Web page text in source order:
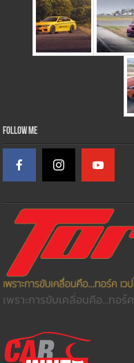
Follow Me
เพราะการขับเคลื่อนคือ...ทอร์ค